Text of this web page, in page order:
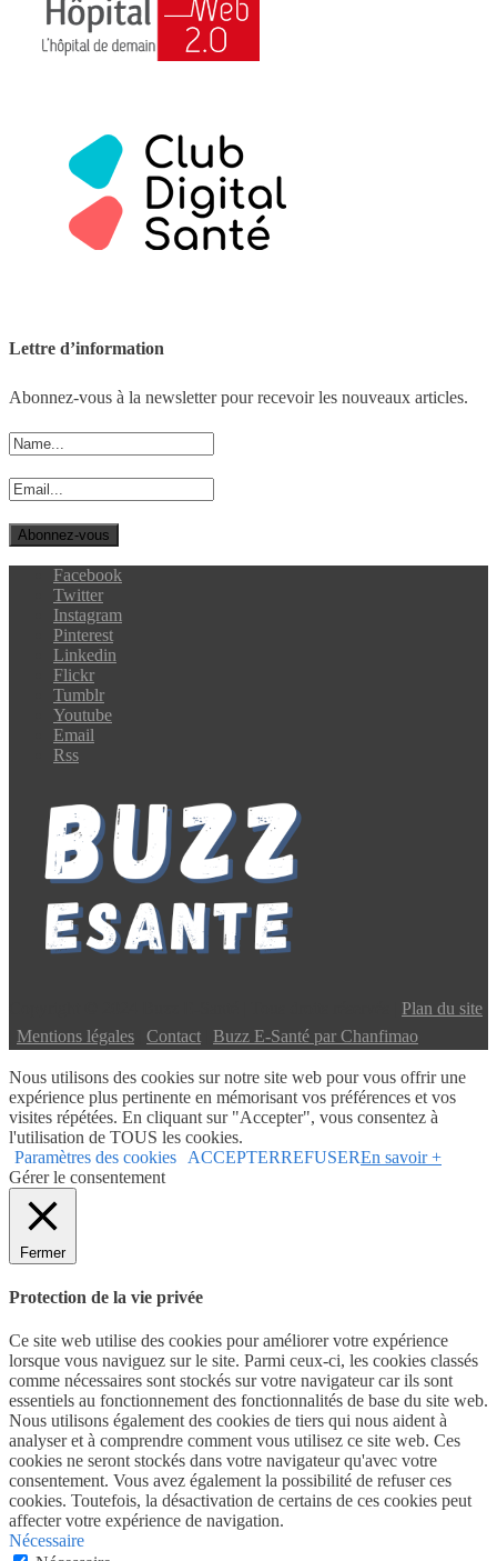
Lettre d’information
Abonnez-vous à la newsletter pour recevoir les nouveaux articles.
Facebook
Twitter
Instagram
Pinterest
Linkedin
Flickr
Tumblr
Youtube
Email
Rss
Plan du site
Mentions légales Contact Buzz E-Santé par Chanfimao
Nous utilisons des cookies sur notre site web pour vous offrir une
expérience plus pertinente en mémorisant vos préférences et vos
visites répétées. En cliquant sur "Accepter", vous consentez à
l'utilisation de TOUS les cookies.
Paramètres des cookies
ACCEPTERREFUSEREn savoir +
Gérer le consentement
Fermer
Protection de la vie privée
Ce site web utilise des cookies pour améliorer votre expérience
lorsque vous naviguez sur le site. Parmi ceux-ci, les cookies classés
comme nécessaires sont stockés sur votre navigateur car ils sont
essentiels au fonctionnement des fonctionnalités de base du site web.
Nous utilisons également des cookies de tiers qui nous aident à
analyser et à comprendre comment vous utilisez ce site web. Ces
cookies ne seront stockés dans votre navigateur qu'avec votre
consentement. Vous avez également la possibilité de refuser ces
cookies. Toutefois, la désactivation de certains de ces cookies peut
affecter votre expérience de navigation.
Nécessaire